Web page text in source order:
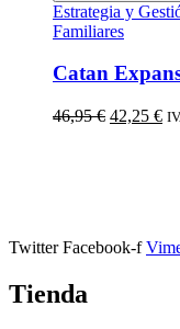
Estrategia y
Familiares
Catan
46,95€ 42,25 €
Twitter Facebook-f
Tienda